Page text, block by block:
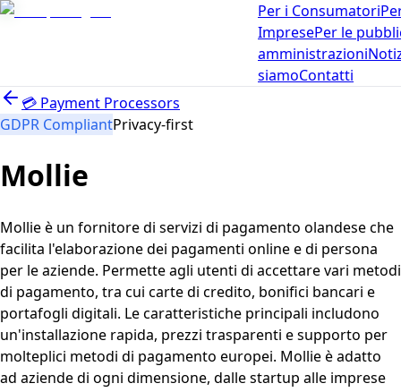
Per i Consumatori
ImpresePer le
amministrazioni
siamoContatti
💳 Payment Processors
GDPR CompliantPrivacy-first
Mollie
Mollie è un fornitore di servizi di pagamento olandese che
facilita l'elaborazione dei pagamenti online e di persona
per le aziende. Permette agli utenti di accettare vari metodi
di pagamento, tra cui carte di credito, bonifici bancari e
portafogli digitali. Le caratteristiche principali includono
un'installazione rapida, prezzi trasparenti e supporto per
molteplici metodi di pagamento europei. Mollie è adatto
ad aziende di ogni dimensione, dalle startup alle imprese